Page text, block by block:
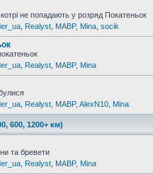
не попадають у розряд Покатеньок
Realyst MABP, Mina socik
Realyst MABP, Mina
Realyst MABP, AlexN10 Mina
600, 1200+ км)
та бревети
Realyst MABP, Mina